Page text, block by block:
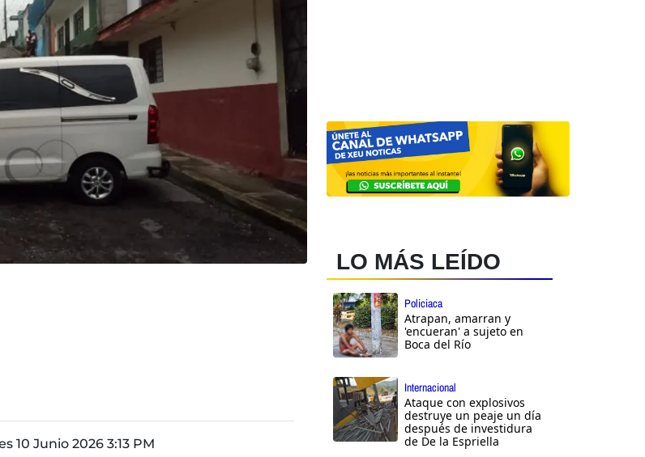
10 Junio 2026 3:13 PM
LO MÁS LEÍDO
Policiaca
Atrapan, amarran y
'encueran' a sujeto en
Boca del Río
Internacional
Ataque con explosivos
destruye un peaje un día
después de investidura
de De la Espriella